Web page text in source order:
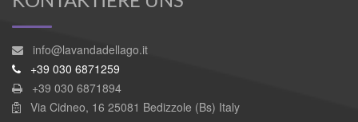
info@lavandadellago.it
+39 030 6871259
+39 030 6871894
Via Cidneo, 16 25081 Bedizzole (Bs) Italy